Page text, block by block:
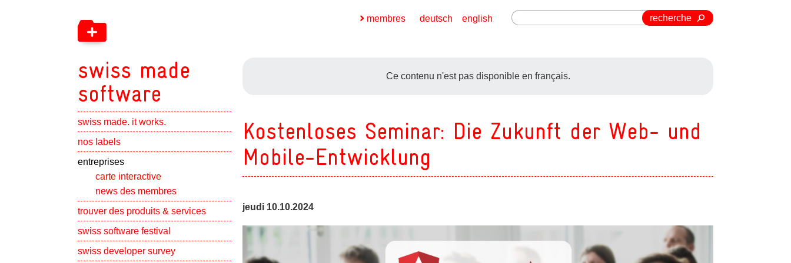
swiss made
software
swiss made. it works.
nos labels
Show subpages
entreprises Show subpages
carte interactive
news des membres
trouver des produits & services
Show subpages
swiss software festival
swiss developer survey
recherche
english
deutsch
membres
Ce contenu n'est pas disponible en français.
Kostenloses Seminar: Die Zukunft der Web- und
Mobile-Entwicklung
jeudi 10.10.2024